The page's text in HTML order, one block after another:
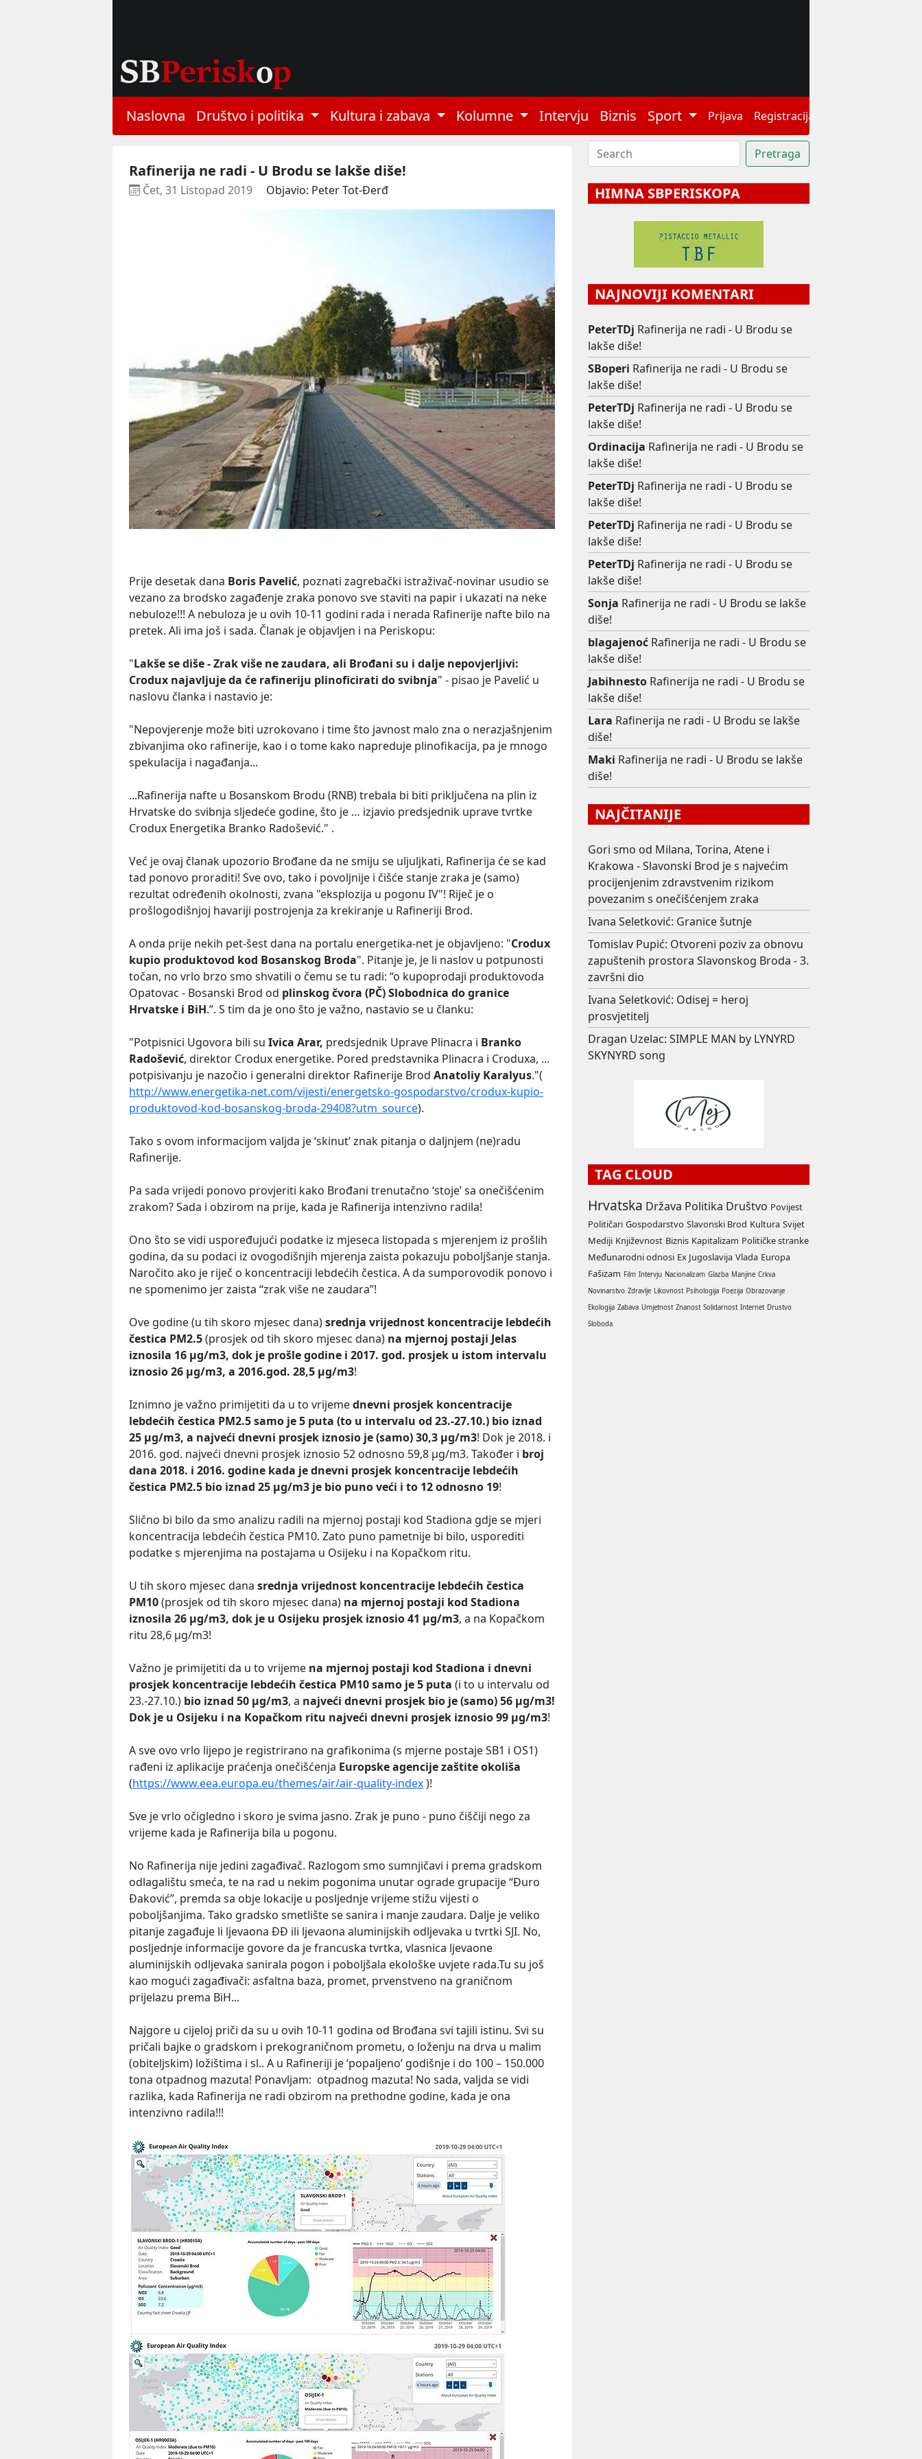
Naslovna Društvo i politika Kultura i zabava Kolumne Intervju Biznis Sport Prijava Registracija
Rafinerija ne radi - U Brodu se lakše diše!
Čet, 31 Listopad 2019 Objavio: Peter Tot-Đerđ
Prije desetak dana Boris Pavelić, poznati zagrebački istraživač-novinar usudio se
vezano za brodsko zagađenje zraka ponovo sve staviti na papir i ukazati na neke
nebuloze!!! A nebuloza je u ovih 10-11 godini rada i nerada Rafinerije nafte bilo na
pretek. Ali ima još i sada. Članak je objavljen i na Periskopu:
"Lakše se diše - Zrak više ne zaudara, ali Brođani su i dalje nepovjerljivi:
Crodux najavljuje da će rafineriju plinoficirati do svibnja" - pisao je Pavelić u
naslovu članka i nastavio je:
"Nepovjerenje može biti uzrokovano i time što javnost malo zna o nerazjašnjenim
zbivanjima oko rafinerije, kao i o tome kako napreduje plinofikacija, pa je mnogo
spekulacija i nagađanja...
...Rafinerija nafte u Bosanskom Brodu (RNB) trebala bi biti priključena na plin iz
Hrvatske do svibnja sljedeće godine, što je … izjavio predsjednik uprave tvrtke
Crodux Energetika Branko Radošević." .
Već je ovaj članak upozorio Brođane da ne smiju se uljuljkati, Rafinerija će se kad
tad ponovo proraditi! Sve ovo, tako i povoljnije i čišće stanje zraka je (samo)
rezultat određenih okolnosti, zvana "eksplozija u pogonu IV"! Riječ je o
prošlogodišnjoj havariji postrojenja za krekiranje u Rafineriji Brod.
A onda prije nekih pet-šest dana na portalu energetika-net je objavljeno: "Crodux
kupio produktovod kod Bosanskog Broda". Pitanje je, je li naslov u potpunosti
točan, no vrlo brzo smo shvatili o čemu se tu radi: “o kupoprodaji produktovoda
Opatovac - Bosanski Brod od plinskog čvora (PČ) Slobodnica do granice
Hrvatske i BiH.”. S tim da je ono što je važno, nastavio se u članku:
"Potpisnici Ugovora bili su Ivica Arar, predsjednik Uprave Plinacra i Branko
Radošević, direktor Crodux energetike. Pored predstavnika Plinacra i Croduxa, ...
potpisivanju je nazočio i generalni direktor Rafinerije Brod Anatoliy Karalyus."(
http://www.energetika-net.com/vijesti/energetsko-gospodarstvo/crodux-kupio-
produktovod-kod-bosanskog-broda-29408?utm_source).
Tako s ovom informacijom valjda je ‘skinut’ znak pitanja o daljnjem (ne)radu
Rafinerije.
Pa sada vrijedi ponovo provjeriti kako Brođani trenutačno ‘stoje’ sa onečišćenim
zrakom? Sada i obzirom na prije, kada je Rafinerija intenzivno radila!
Ono što se vidi uspoređujući podatke iz mjeseca listopada s mjerenjem iz prošlih
godina, da su podaci iz ovogodišnjih mjerenja zaista pokazuju poboljšanje stanja.
Naročito ako je riječ o koncentraciji lebdećih čestica. A da sumporovodik ponovo i
ne spomenimo jer zaista “zrak više ne zaudara”!
Ove godine (u tih skoro mjesec dana)srednja vrijednost koncentracije lebdećih
čestica PM2.5(prosjek od tih skoro mjesec dana) na mjernoj postaji Jelas
iznosila 16 µg/m3, dok je prošle godine i 2017. god. prosjek u istom intervalu
iznosio 26 µg/m3, a 2016.god. 28,5 µg/m3!
Iznimno je važno primijetiti da u to vrijemednevni prosjek koncentracije
lebdećih čestica PM2.5 samo je 5 puta (to u intervalu od 23.-27.10.) bio iznad
25 µg/m3, a najveći dnevni prosjek iznosio je (samo) 30,3 µg/m3! Dok je 2018. i
2016. god. najveći dnevni prosjek iznosio 52 odnosno 59,8 µg/m3. Također i broj
dana 2018. i 2016. godine kada je dnevni prosjek koncentracije lebdećih
čestica PM2.5 bio iznad 25 µg/m3 je bio puno veći i to 12 odnosno 19!
Slično bi bilo da smo analizu radili na mjernoj postaji kod Stadiona gdje se mjeri
koncentracija lebdećih čestica PM10. Zato puno pametnije bi bilo, usporediti
podatke s mjerenjima na postajama u Osijeku i na Kopačkom ritu.
U tih skoro mjesec dana srednja vrijednost koncentracije lebdećih čestica
PM10(prosjek od tih skoro mjesec dana) na mjernoj postaji kod Stadiona
iznosila 26 µg/m3, dok je u Osijeku prosjek iznosio 41 µg/m3, a na Kopačkom
ritu 28,6 µg/m3!
Važno je primijetiti da u to vrijeme na mjernoj postaji kod Stadiona i dnevni
prosjek koncentracije lebdećih čestica PM10 samo je 5 puta (i to u intervalu od
23.-27.10.) bio iznad 50 µg/m3, a najveći dnevni prosjek bio je (samo) 56 µg/m3!
Dok je u Osijeku i na Kopačkom ritu najveći dnevni prosjek iznosio 99 µg/m3!
A sve ovo vrlo lijepo je registrirano na grafikonima (s mjerne postaje SB1 i OS1)
rađeni iz aplikacije praćenja onečišćenja Europske agencije zaštite okoliša
(https://www.eea.europa.eu/themes/air/air-quality-index)!
Sve je vrlo očigledno i skoro je svima jasno. Zrak je puno - puno čiščiji nego za
vrijeme kada je Rafinerija bila u pogonu.
No Rafinerija nije jedini zagađivač. Razlogom smo sumnjičavi i prema gradskom
odlagalištu smeća, te na rad u nekim pogonima unutar ograde grupacije “Đuro
Đaković”, premda sa obje lokacije u posljednje vrijeme stižu vijesti o
poboljšanjima. Tako gradsko smetlište se sanira i manje zaudara. Dalje je veliko
pitanje zagađuje li ljevaona ĐĐ ili ljevaona aluminijskih odljevaka u tvrtki SJI. No,
posljednje informacije govore da je francuska tvrtka, vlasnica ljevaone
aluminijskih odljevaka sanirala pogon i poboljšala ekološke uvjete rada.Tu su još
kao mogući zagađivači: asfaltna baza, promet, prvenstveno na graničnom
prijelazu prema BiH...
Najgore u cijeloj priči da su u ovih 10-11 godina od Brođana svi tajili istinu. Svi su
pričali bajke o gradskom i prekograničnom prometu, o loženju na drva u malim
(obiteljskim) ložištima i sl.. A u Rafineriji je ‘popaljeno’ godišnje i do 100 – 150.000
tona otpadnog mazuta! Ponavljam: otpadnog mazuta! No sada, valjda se vidi
razlika, kada Rafinerija ne radi obzirom na prethodne godine, kada je ona
intenzivno radila!!!
HIMNA SBPERISKOPA
NAJNOVIJI KOMENTARI
PeterTDj Rafinerija ne radi - U Brodu se
lakše diše!
SBoperi Rafinerija ne radi - U Brodu se
lakše diše!
PeterTDj Rafinerija ne radi - U Brodu se
lakše diše!
Ordinacija Rafinerija ne radi - U Brodu se
lakše diše!
PeterTDj Rafinerija ne radi - U Brodu se
lakše diše!
PeterTDj Rafinerija ne radi - U Brodu se
lakše diše!
PeterTDj Rafinerija ne radi - U Brodu se
lakše diše!
Sonja Rafinerija ne radi - U Brodu se lakše
diše!
blagajenoć Rafinerija ne radi - U Brodu se
lakše diše!
Jabihnesto Rafinerija ne radi - U Brodu se
lakše diše!
Lara Rafinerija ne radi - U Brodu se lakše
diše!
Maki Rafinerija ne radi - U Brodu se lakše
diše!
NAJČITANIJE
Gori smo od Milana, Torina, Atene i
Krakowa - Slavonski Brod je s najvećim
procijenjenim zdravstvenim rizikom
povezanim s onečišćenjem zraka
Ivana Seletković: Granice šutnje
Tomislav Pupić: Otvoreni poziv za obnovu
zapuštenih prostora Slavonskog Broda - 3.
završni dio
Ivana Seletković: Odisej = heroj
prosvjetitelj
Dragan Uzelac: SIMPLE MAN by LYNYRD
SKYNYRD song
TAG CLOUD
Hrvatska Država Politika Društvo Povijest
Političari Gospodarstvo Slavonski Brod Kultura Svijet
Mediji Književnost Biznis Kapitalizam Političke stranke
Međunarodni odnosi Ex Jugoslavija Vlada Europa
Fašizam Film Intervju Nacionalizam Glazba Manjine Crkva
Novinarstvo Zdravlje Likovnost Psihologija Poezija Obrazovanje
Ekologija Zabava Umjetnost Znanost Solidarnost Internet Drustvo
Sloboda